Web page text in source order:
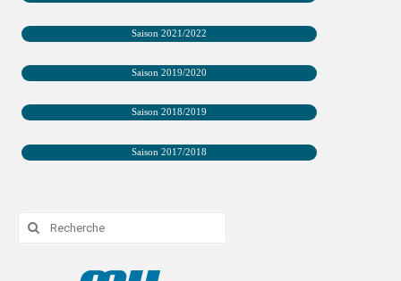
PHOTOTHÈQUE
Saison 2021/2022
Saison 2019/2020
Saison 2018/2019
Saison 2017/2018
Rechercher